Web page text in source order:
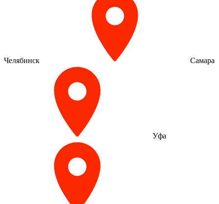
Челябинск Самара
Уфа